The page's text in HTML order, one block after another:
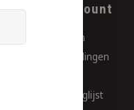
Mijn account
Registreren
Mijn bestellingen
Mijn verlanglijst